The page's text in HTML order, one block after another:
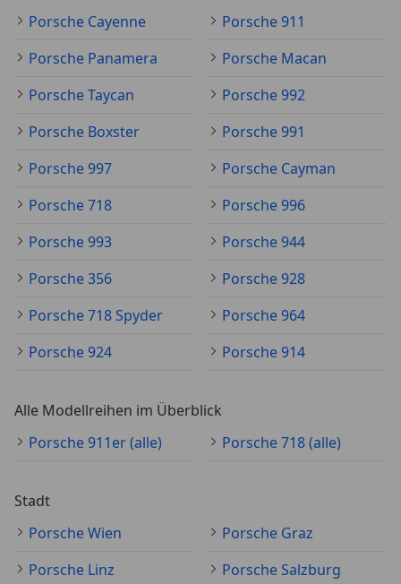
Porsche Cayenne
Porsche 911
Porsche Panamera
Porsche Macan
Porsche Taycan
Porsche 992
Porsche Boxster
Porsche 991
Porsche 997
Porsche Cayman
Porsche 718
Porsche 996
Porsche 993
Porsche 944
Porsche 356
Porsche 928
Porsche 718 Spyder
Porsche 964
Porsche 924
Porsche 914
Alle Modellreihen im Überblick
Porsche 911er (alle)
Porsche 718 (alle)
Stadt
Porsche Wien
Porsche Graz
Porsche Linz
Porsche Salzburg